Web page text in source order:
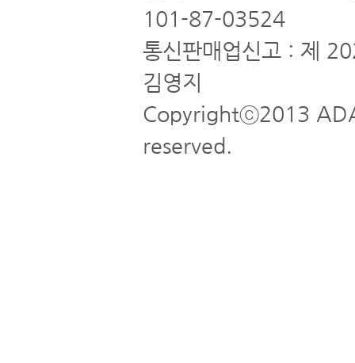
101-87-03524
통신판매업신고 : 제
김영지
Copyrightⓒ2013
reserved.